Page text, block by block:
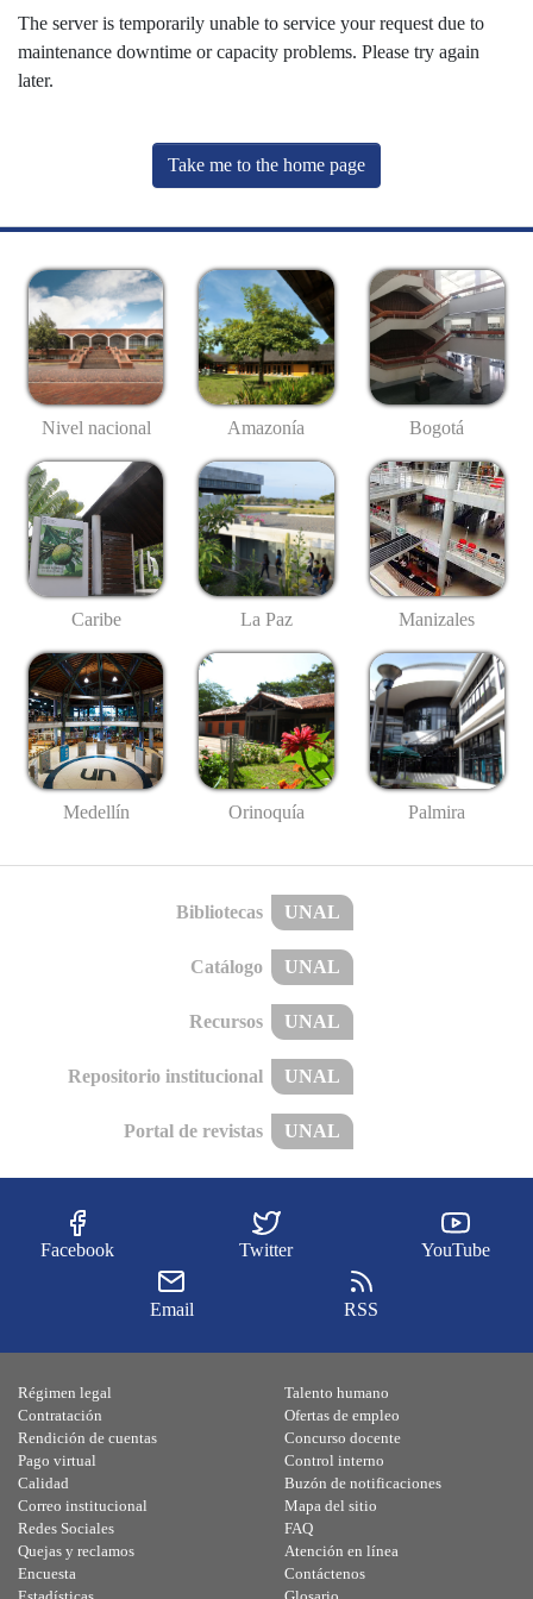
The server is temporarily unable to service your request due to
maintenance downtime or capacity problems. Please try again
later.
Take me to the home page
Nivel nacional Amazonía Bogotá
Caribe La Paz Manizales
Medellín Orinoquía Palmira
Bibliotecas UNAL
Catálogo UNAL
Recursos UNAL
Repositorio institucional UNAL
Portal de revistas UNAL
Facebook Twitter YouTube
Email RSS
Régimen legal
Contratación
Rendición de cuentas
Pago virtual
Calidad
Talento humano
Ofertas de empleo
Concurso docente
Control interno
Buzón de notificaciones
Correo institucional
Redes Sociales
Quejas y reclamos
Encuesta
Mapa del sitio
FAQ
Atención en línea
Contáctenos